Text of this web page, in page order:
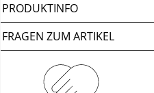
PRODUKTINFO
FRAGEN ZUM ARTIKEL